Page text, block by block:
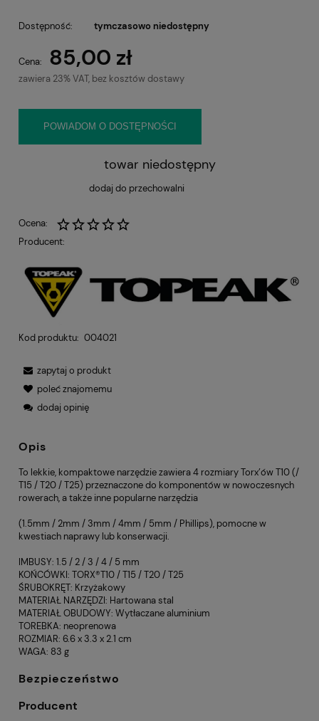
Dostępność: tymczasowo niedostępny
Cena: 85,00 zł
zawiera 23% VAT, bez kosztów dostawy
POWIADOM O DOSTĘPNOŚCI
towar niedostępny
dodaj do przechowalni
Ocena:
Producent:
Kod produktu: 004021
zapytaj o produkt
poleć znajomemu
dodaj opinię
Opis
To lekkie, kompaktowe narzędzie zawiera 4 rozmiary Torx’ów T10 (/
T15 / T20 / T25) przeznaczone do komponentów w nowoczesnych
rowerach, a także inne popularne narzędzia
(1.5mm / 2mm / 3mm / 4mm / 5mm / Phillips), pomocne w
kwestiach naprawy lub konserwacji.
IMBUSY: 1.5 / 2 / 3 / 4 / 5 mm
KOŃCÓWKI: TORX®T10 / T15 / T20 / T25
ŚRUBOKRĘT: Krzyżakowy
MATERIAŁ NARZĘDZI: Hartowana stal
MATERIAŁ OBUDOWY: Wytłaczane aluminium
TOREBKA: neoprenowa
ROZMIAR: 6.6 x 3.3 x 2.1 cm
WAGA: 83 g
Bezpieczeństwo
Producent